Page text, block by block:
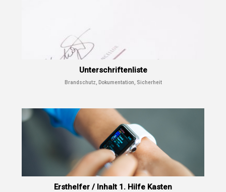
Unterschriftenliste
Brandschutz, Dokumentation, Sicherheit
Ersthelfer / Inhalt 1. Hilfe Kasten